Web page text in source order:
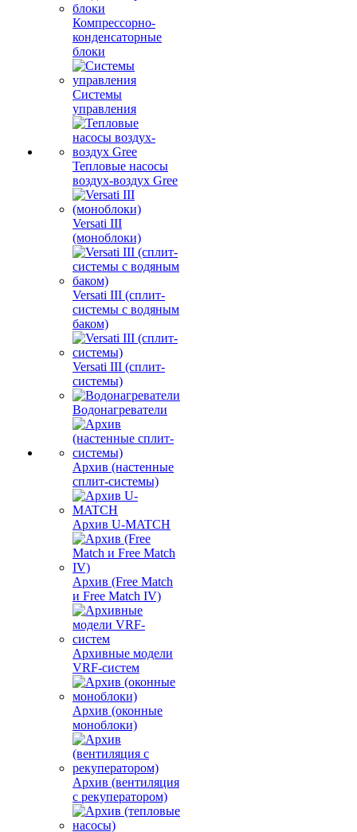
Компрессорно-
конденсаторные
блоки
Системы
управления
Тепловые насосы
воздух-воздух Gree
Versati III
(моноблоки)
Versati III (сплит-
системы с водяным
баком)
Versati III (сплит-
системы)
Водонагреватели
Архив (настенные
сплит-системы)
Архив U-MATCH
Архив (Free Match
и Free Match IV)
Архивные модели
VRF-систем
Архив (оконные
моноблоки)
Архив (вентиляция
с рекуператором)